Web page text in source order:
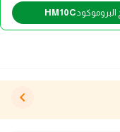
البروموكود HM10C